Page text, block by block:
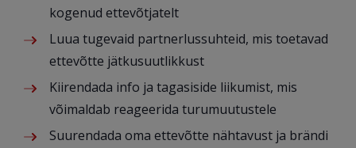
kogenud ettevõtjatelt
Luua tugevaid partnerlussuhteid, mis toetavad
ettevõtte jätkusuutlikkust
Kiirendada info ja tagasiside liikumist, mis
võimaldab reageerida turumuutustele
Suurendada oma ettevõtte nähtavust ja brändi